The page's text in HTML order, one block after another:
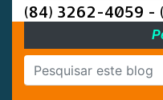
(84) 3262-4059 -